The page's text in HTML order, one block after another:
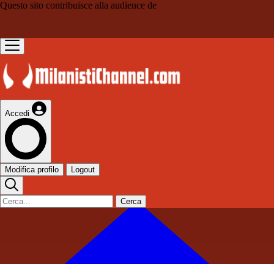
Questo sito contribuisce alla audience de
Accedi
Modifica profilo Logout
Cerca